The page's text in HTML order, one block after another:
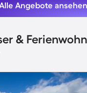
Angebote ansehen
&